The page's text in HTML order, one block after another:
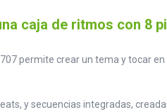
caja de ritmos con 8
permite crear un tema y tocar
y secuencias integradas,